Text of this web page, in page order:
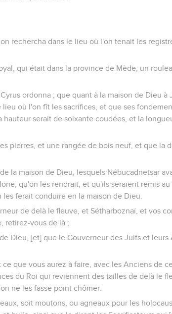
rechercha dans le lieu où l'on tenait les
qui était dans la province de Mède, un
ordonna ; que quant à la maison de Dieu à
où l'on fît les sacrifices, et que ses
serait de soixante coudées, et la
pierres, et une rangée de bois neuf, et que la
la maison de Dieu, lesquels Nébucadnetsar
qu'on les rendrait, et qu'ils seraient remis
ferait conduire en la maison de Dieu.
de delà le fleuve, et Sétharboznaï, et vos
retirez-vous de là ;
Dieu, [et] que le Gouverneur des Juifs et leurs
que vous aurez à faire, avec les Anciens de
du Roi qui reviennent des tailles de delà le
ne les fasse point chômer.
soit moutons, ou agneaux pour les